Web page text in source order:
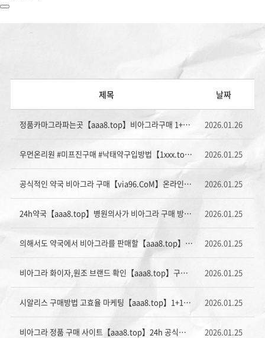
제목 날짜
정품카마그라파는곳【aaa8.tоp】비아그라구매 1+1SALE무료배송 사이트 용인 2026.01.26
우먼온리원 #미프진구매 #낙태약구입방법【1xxx.top】후기 복용방법 임신중절수술 약물낙태비용 2026.01.25
공식적인 약국 비아그라 구매【via96.CоM】온라인 시알리스 구입하기 2026.01.25
24h약국【aaa8.top】병원의사가 비아그라 구매 방법을 알려드립니다 2026.01.25
의해서도 약국에서 비아그라를 판매할【aaa8.tор】비아그라 구매 방법 TOP약국 2026.01.25
비아그라 화이자,원조 브랜드 확인【aaa8.top】구매 비아그라 24h약국 2026.01.25
시알리스 구매방법 고효율 마케팅【aaa8.top】1+1SALE무료배송비아그라구매 안심병원 2026.01.25
비아그라 정품 구매 사이트【aaa8.tоp】24h 공식적인 약국 2026.01.25